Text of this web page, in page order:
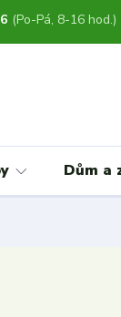
(Po-Pá, 8-16 hod.)
Dům a